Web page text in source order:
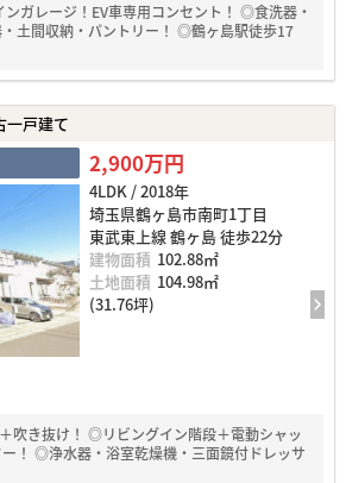
ガレージ！EV車専用コンセント！ ◎食洗器・
土間収納・パントリー！ ◎鶴ヶ島駅徒歩17
一戸建て
2,900万円
4LDK / 2018年
埼玉県鶴ヶ島市南町1丁目
東武東上線 鶴ヶ島 徒歩22分
建物面積 102.88㎡
土地面積 104.98㎡
(31.76坪)
き抜け！ ◎リビングイン階段＋電動シャッ
！ ◎浄水器・浴室乾燥機・三面鏡付ドレッサ